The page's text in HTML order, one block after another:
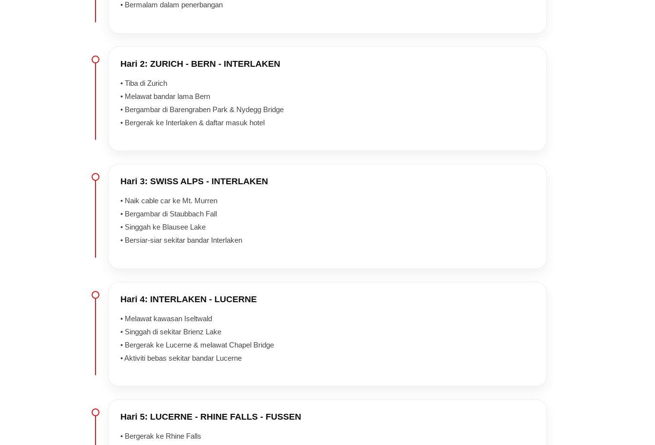
• Bermalam dalam penerbangan
Hari 2: ZURICH - BERN - INTERLAKEN
• Tiba di Zurich
• Melawat bandar lama Bern
• Bergambar di Barengraben Park & Nydegg Bridge
• Bergerak ke Interlaken & daftar masuk hotel
Hari 3: SWISS ALPS - INTERLAKEN
• Naik cable car ke Mt. Murren
• Bergambar di Staubbach Fall
• Singgah ke Blausee Lake
• Bersiar-siar sekitar bandar Interlaken
Hari 4: INTERLAKEN - LUCERNE
• Melawat kawasan Iseltwald
• Singgah di sekitar Brienz Lake
• Bergerak ke Lucerne & melawat Chapel Bridge
• Aktiviti bebas sekitar bandar Lucerne
Hari 5: LUCERNE - RHINE FALLS - FUSSEN
• Bergerak ke Rhine Falls